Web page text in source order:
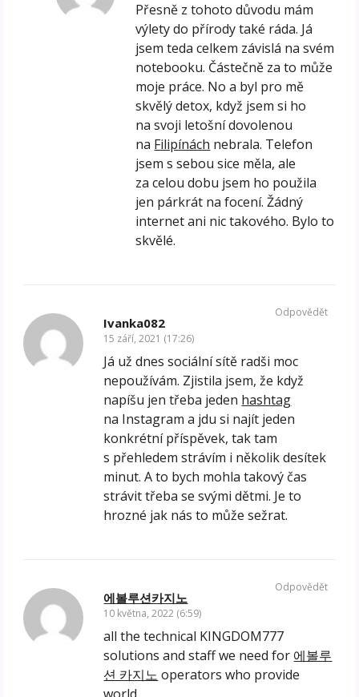
Přesně z tohoto důvodu mám
výlety do přírody také ráda. Já
jsem teda celkem závislá na svém
notebooku. Částečně za to může
moje práce. No a byl pro mě
skvělý detox, když jsem si ho
na svoji letošní dovolenou
na Filipínách nebrala. Telefon
jsem s sebou sice měla, ale
za celou dobu jsem ho použila
jen párkrát na focení. Žádný
internet ani nic takového. Bylo to
skvělé.
Ivanka082
15 září, 2021 (17:26)
Já už dnes sociální sítě radši moc
nepoužívám. Zjistila jsem, že když
napíšu jen třeba jeden hashtag
na Instagram a jdu si najít jeden
konkrétní příspěvek, tak tam
s přehledem strávím i několik desítek
minut. A to bych mohla takový čas
strávit třeba se svými dětmi. Je to
hrozné jak nás to může sežrat.
Odpovědět
에볼루션카지노
10 května, 2022 (6:59)
all the technical KINGDOM777
solutions and staff we need for 에볼루
션 카지노 operators who provide
Odpovědět